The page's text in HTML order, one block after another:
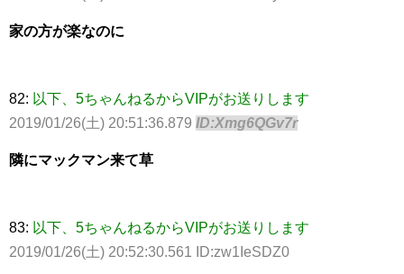
家の方が楽なのに
82: 以下、5ちゃんねるからVIPがお送りします
2019/01/26(土) 20:51:36.879 ID:Xmg6QGv7r
隣にマックマン来て草
83: 以下、5ちゃんねるからVIPがお送りします
2019/01/26(土) 20:52:30.561 ID:zw1IeSDZ0